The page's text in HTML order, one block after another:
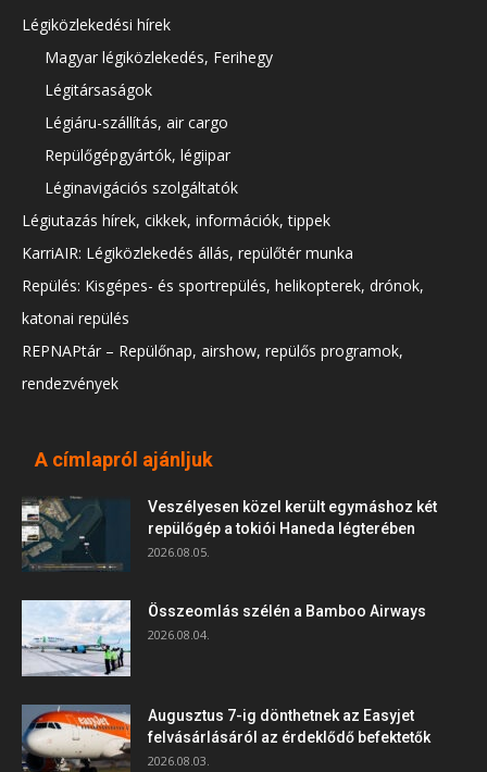
Légiközlekedési hírek
Magyar légiközlekedés, Ferihegy
Légitársaságok
Légiáru-szállítás, air cargo
Repülőgépgyártók, légiipar
Léginavigációs szolgáltatók
Légiutazás hírek, cikkek, információk, tippek
KarriAIR: Légiközlekedés állás, repülőtér munka
Repülés: Kisgépes- és sportrepülés, helikopterek, drónok,
katonai repülés
REPNAPtár – Repülőnap, airshow, repülős programok,
rendezvények
A címlapról ajánljuk
Veszélyesen közel került egymáshoz két
repülőgép a tokiói Haneda légterében
2026.08.05.
Összeomlás szélén a Bamboo Airways
2026.08.04.
Augusztus 7-ig dönthetnek az Easyjet
felvásárlásáról az érdeklődő befektetők
2026.08.03.